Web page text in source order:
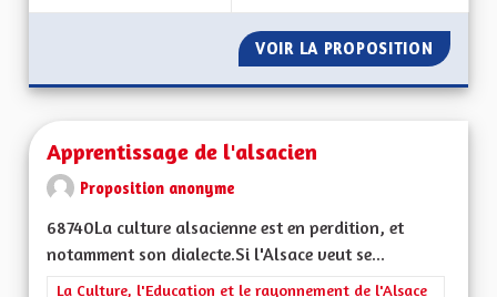
VOIR LA PROPOSITION
Apprentissage de l'alsacien
Proposition anonyme
68740La culture alsacienne est en perdition, et
notamment son dialecte.Si l'Alsace veut se...
Filtrer les résultats de la catégorie : La Culture, l'Education et
La Culture, l'Education et le rayonnement de l'Alsace